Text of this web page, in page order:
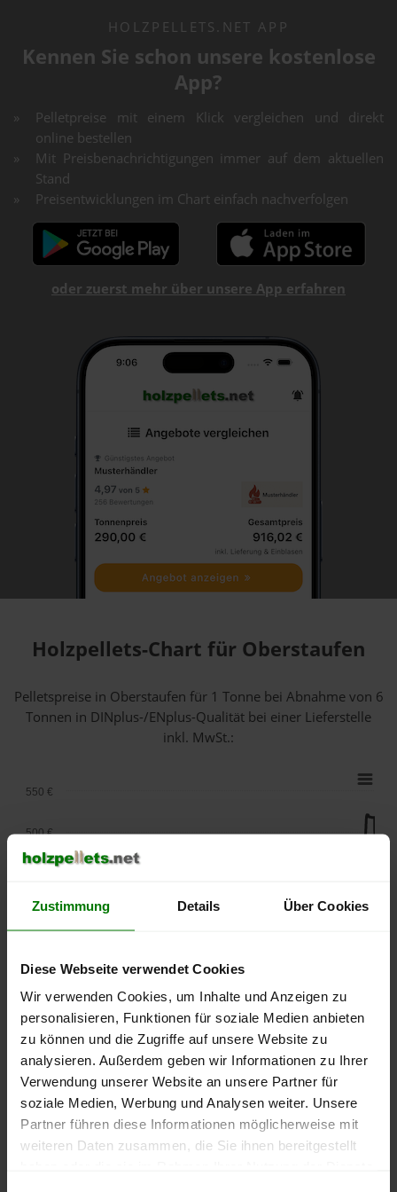
Zustimmung Details Über Cookies
Diese Webseite verwendet Cookies
Wir verwenden Cookies, um Inhalte und Anzeigen zu
personalisieren, Funktionen für soziale Medien anbieten
zu können und die Zugriffe auf unsere Website zu
analysieren. Außerdem geben wir Informationen zu Ihrer
Verwendung unserer Website an unsere Partner für
soziale Medien, Werbung und Analysen weiter. Unsere
Partner führen diese Informationen möglicherweise mit
weiteren Daten zusammen, die Sie ihnen bereitgestellt
HOLZPELLETS.NET APP
Kennen Sie schon unsere kostenlose
App?
Pelletpreise mit einem Klick vergleichen und direkt
online bestellen
Mit Preisbenachrichtigungen immer auf dem aktuellen
Stand
Preisentwicklungen im Chart einfach nachverfolgen
oder zuerst mehr über unsere App erfahren
Holzpellets-Chart für Oberstaufen
Pelletspreise in Oberstaufen für 1 Tonne bei Abnahmevon 6
Tonnen in DINplus-/ENplus-Qualität bei einer Lieferstelle
inkl. MwSt.:
2025
2026
2026
250 €
300 €
400 €
500 €
550 €
Die aktuelle Preisentwicklung für Holzpellets in Deutschland
können Sie jederzeit auf unsererPelletspreise-Seite